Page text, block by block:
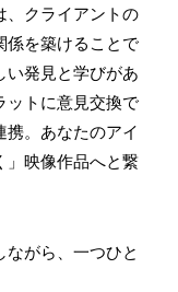
、クライアントの
係を築けることで
い発見と学びがあ
ットに意見交換で
携。あなたのアイ
」映像作品へと繋
がら、一つひと